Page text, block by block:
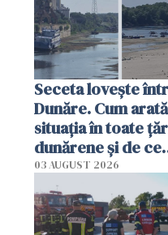
Seceta lovește
Dunăre. Cum arată
situația în toate
dunărene și de ce
România resimte
efectele, deși a
în iulie
03 AUGUST 2026